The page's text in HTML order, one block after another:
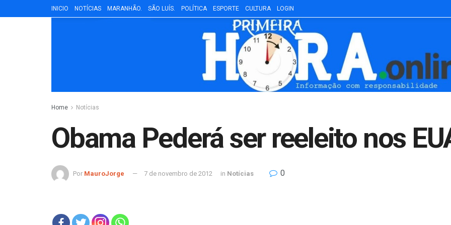
INICIO NOTÍCIAS MARANHÃO. SÃO LUÍS. POLÍTICA ESPORTE CULTURA LOGIN
Home Notícias
Obama Pederá ser reeleito nos
Por MauroJorge 7 de novembro de 2012 in Notícias 0